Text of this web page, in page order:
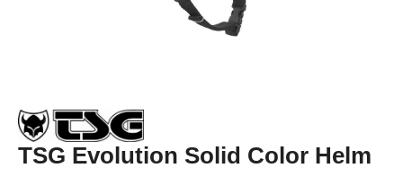
TSG Evolution Solid Color Helm